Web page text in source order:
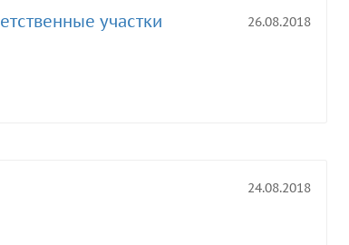
участки
26.08.2018
24.08.2018